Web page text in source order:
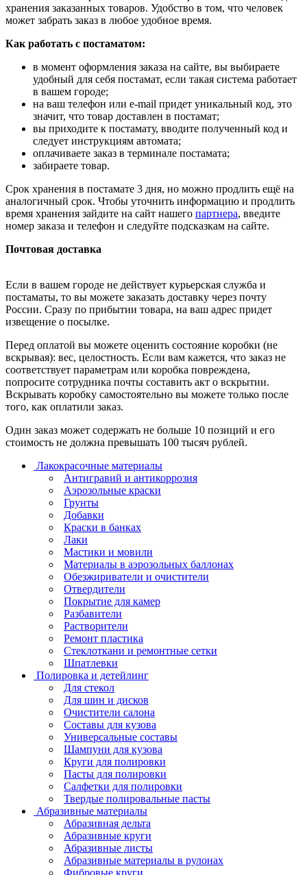
хранения заказанных товаров. Удобство в том, что человек
может забрать заказ в любое удобное время.
Как работать с постаматом:
в момент оформления заказа на сайте, вы выбираете
удобный для себя постамат, если такая система работает
в вашем городе;
на ваш телефон или e-mail придет уникальный код, это
значит, что товар доставлен в постамат;
вы приходите к постамату, вводите полученный код и
следует инструкциям автомата;
оплачиваете заказ в терминале постамата;
забираете товар.
Срок хранения в постамате 3 дня, но можно продлить ещё на
аналогичный срок. Чтобы уточнить информацию и продлить
время хранения зайдите на сайт нашего партнера, введите
номер заказа и телефон и следуйте подсказкам на сайте.
Почтовая доставка
Если в вашем городе не действует курьерская служба и
постаматы, то вы можете заказать доставку через почту
России. Сразу по прибытии товара, на ваш адрес придет
извещение о посылке.
Перед оплатой вы можете оценить состояние коробки (не
вскрывая): вес, целостность. Если вам кажется, что заказ не
соответствует параметрам или коробка повреждена,
попросите сотрудника почты составить акт о вскрытии.
Вскрывать коробку самостоятельно вы можете только после
того, как оплатили заказ.
Один заказ может содержать не больше 10 позиций и его
стоимость не должна превышать 100 тысяч рублей.
Лакокрасочные материалы
Антигравий и антикоррозия
Аэрозольные краски
Грунты
Добавки
Краски в банках
Лаки
Мастики и мовили
Материалы в аэрозольных баллонах
Обезжириватели и очистители
Отвердители
Покрытие для камер
Разбавители
Растворители
Ремонт пластика
Стеклоткани и ремонтные сетки
Шпатлевки
Полировка и детейлинг
Для стекол
Для шин и дисков
Очистители салона
Составы для кузова
Универсальные составы
Шампуни для кузова
Круги для полировки
Пасты для полировки
Салфетки для полировки
Твердые полировальные пасты
Абразивные материалы
Абразивная дельта
Абразивные круги
Абразивные листы
Абразивные материалы в рулонах
Фибровые круги